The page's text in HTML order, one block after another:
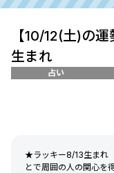
【10/12(土)の
生まれ
占い
★ラッキー8/13生まれ
とで周囲の人の関心を